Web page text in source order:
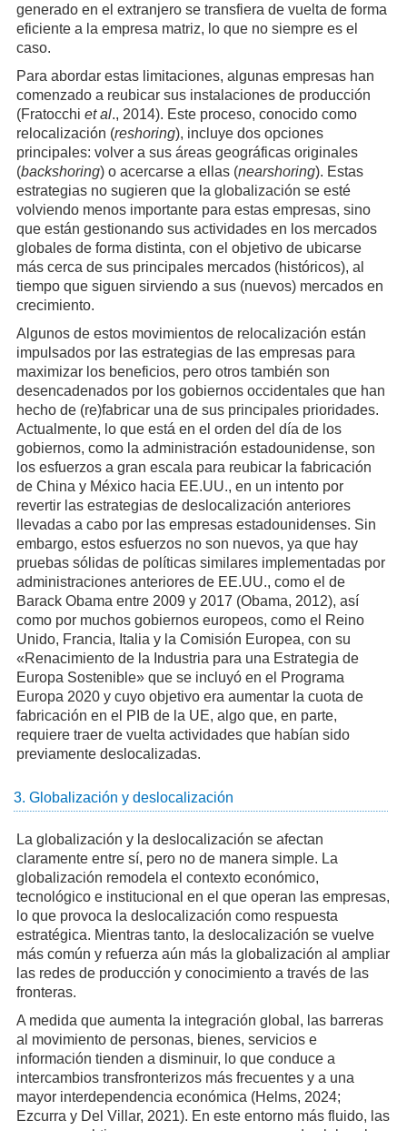
generado en el extranjero se transfiera de vuelta de forma
eficiente a la empresa matriz, lo que no siempre es el
caso.
Para abordar estas limitaciones, algunas empresas han
comenzado a reubicar sus instalaciones de producción
(Fratocchi et al., 2014). Este proceso, conocido como
relocalización (reshoring), incluye dos opciones
principales: volver a sus áreas geográficas originales
(backshoring) o acercarse a ellas (nearshoring). Estas
estrategias no sugieren que la globalización se esté
volviendo menos importante para estas empresas, sino
que están gestionando sus actividades en los mercados
globales de forma distinta, con el objetivo de ubicarse
más cerca de sus principales mercados (históricos), al
tiempo que siguen sirviendo a sus (nuevos) mercados en
crecimiento.
Algunos de estos movimientos de relocalización están
impulsados por las estrategias de las empresas para
maximizar los beneficios, pero otros también son
desencadenados por los gobiernos occidentales que han
hecho de (re)fabricar una de sus principales prioridades.
Actualmente, lo que está en el orden del día de los
gobiernos, como la administración estadounidense, son
los esfuerzos a gran escala para reubicar la fabricación
de China y México hacia EE.UU., en un intento por
revertir las estrategias de deslocalización anteriores
llevadas a cabo por las empresas estadounidenses. Sin
embargo, estos esfuerzos no son nuevos, ya que hay
pruebas sólidas de políticas similares implementadas por
administraciones anteriores de EE.UU., como el de
Barack Obama entre 2009 y 2017 (Obama, 2012), así
como por muchos gobiernos europeos, como el Reino
Unido, Francia, Italia y la Comisión Europea, con su
«Renacimiento de la Industria para una Estrategia de
Europa Sostenible» que se incluyó en el Programa
Europa 2020 y cuyo objetivo era aumentar la cuota de
fabricación en el PIB de la UE, algo que, en parte,
requiere traer de vuelta actividades que habían sido
previamente deslocalizadas.
3. Globalización y deslocalización
La globalización y la deslocalización se afectan
claramente entre sí, pero no de manera simple. La
globalización remodela el contexto económico,
tecnológico e institucional en el que operan las empresas,
lo que provoca la deslocalización como respuesta
estratégica. Mientras tanto, la deslocalización se vuelve
más común y refuerza aún más la globalización al ampliar
las redes de producción y conocimiento a través de las
fronteras.
A medida que aumenta la integración global, las barreras
al movimiento de personas, bienes, servicios e
información tienden a disminuir, lo que conduce a
intercambios transfronterizos más frecuentes y a una
mayor interdependencia económica (Helms, 2024;
Ezcurra y Del Villar, 2021). En este entorno más fluido, las